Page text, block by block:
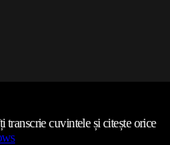
cuvintele și citește orice